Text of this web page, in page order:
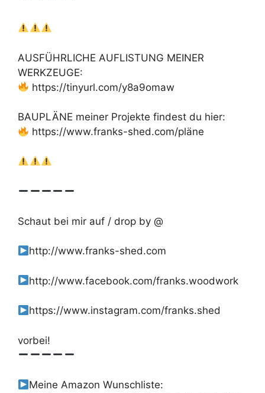
AUSFÜHRLICHE AUFLISTUNG MEINER
WERKZEUGE:
https://tinyurl.com/y8a9omaw
BAUPLÄNE meiner Projekte findest du hier:
https://www.franks-shed.com/pläne
Schaut bei mir auf / drop by @
http://www.franks-shed.com
http://www.facebook.com/franks.woodwork
https://www.instagram.com/franks.shed
vorbei!
Meine Amazon Wunschliste: